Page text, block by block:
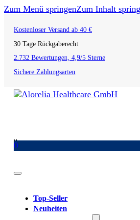
Zum Menü springenZum Inhalt
Kostenloser Versand ab 40 €
30 Tage Rückgaberecht
2.732 Bewertungen, 4,9/5 Sterne
Sichere Zahlungsarten
0
Top-Seller
Neuheiten